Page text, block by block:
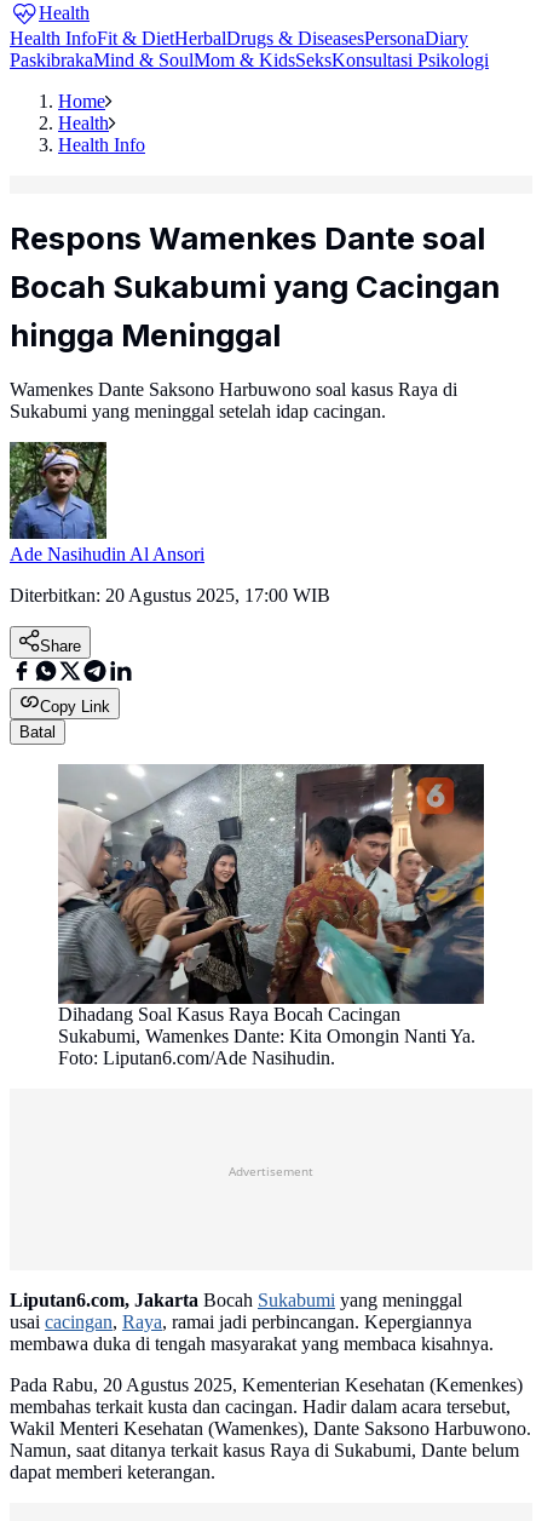
Health
Health InfoFit & DietHerbalDrugs & DiseasesPersonaDiary
PaskibrakaMind & SoulMom & KidsSeksKonsultasi Psikologi
Home
Health
Health Info
Respons Wamenkes Dante soal
Bocah Sukabumi yang Cacingan
hingga Meninggal
Wamenkes Dante Saksono Harbuwono soal kasus Raya di
Sukabumi yang meninggal setelah idap cacingan.
Ade Nasihudin Al Ansori
Diterbitkan: 20 Agustus 2025, 17:00 WIB
Share
Copy Link
Batal
Dihadang Soal Kasus Raya Bocah Cacingan
Sukabumi, Wamenkes Dante: Kita Omongin Nanti Ya.
Foto: Liputan6.com/Ade Nasihudin.
Advertisement
Liputan6.com, Jakarta Bocah Sukabumi yang meninggal
usai cacingan, Raya, ramai jadi perbincangan. Kepergiannya
membawa duka di tengah masyarakat yang membaca kisahnya.
Pada Rabu, 20 Agustus 2025, Kementerian Kesehatan (Kemenkes)
membahas terkait kusta dan cacingan. Hadir dalam acara tersebut,
Wakil Menteri Kesehatan (Wamenkes), Dante Saksono Harbuwono.
Namun, saat ditanya terkait kasus Raya di Sukabumi, Dante belum
dapat memberi keterangan.